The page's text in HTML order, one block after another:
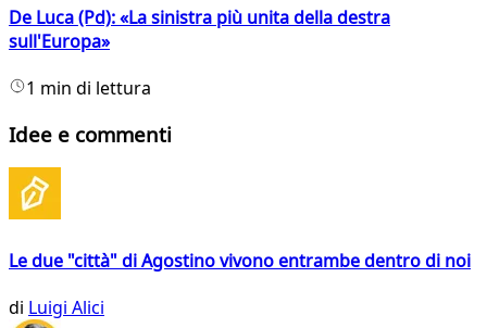
De Luca (Pd): «La sinistra più unita della destra
sull'Europa»
1 min di lettura
Idee e commenti
Le due "città" di Agostino vivono entrambe dentro di noi
di Luigi Alici